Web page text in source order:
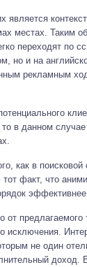
является
местах. Таким
переходят по
но и на
рекламным
в данном случае
как в поисковой
факт, что
от
исключения.
не один
доход.